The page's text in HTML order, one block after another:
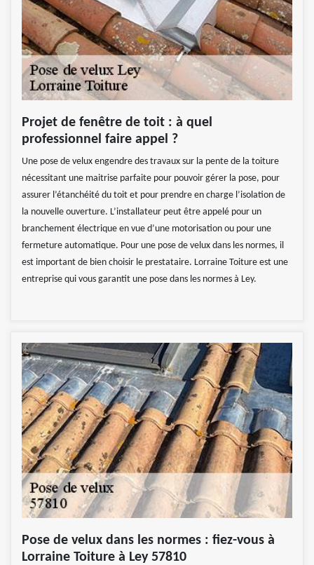
Projet de fenêtre de toit : à quel
professionnel faire appel ?
Une pose de velux engendre des travaux sur la pente de la toiture
nécessitant une maitrise parfaite pour pouvoir gérer la pose, pour
assurer l’étanchéité du toit et pour prendre en charge l’isolation de
la nouvelle ouverture. L’installateur peut être appelé pour un
branchement électrique en vue d’une motorisation ou pour une
fermeture automatique. Pour une pose de velux dans les normes, il
est important de bien choisir le prestataire. Lorraine Toiture est une
entreprise qui vous garantit une pose dans les normes à Ley.
Pose de velux dans les normes : fiez-vous à
Lorraine Toiture à Ley 57810